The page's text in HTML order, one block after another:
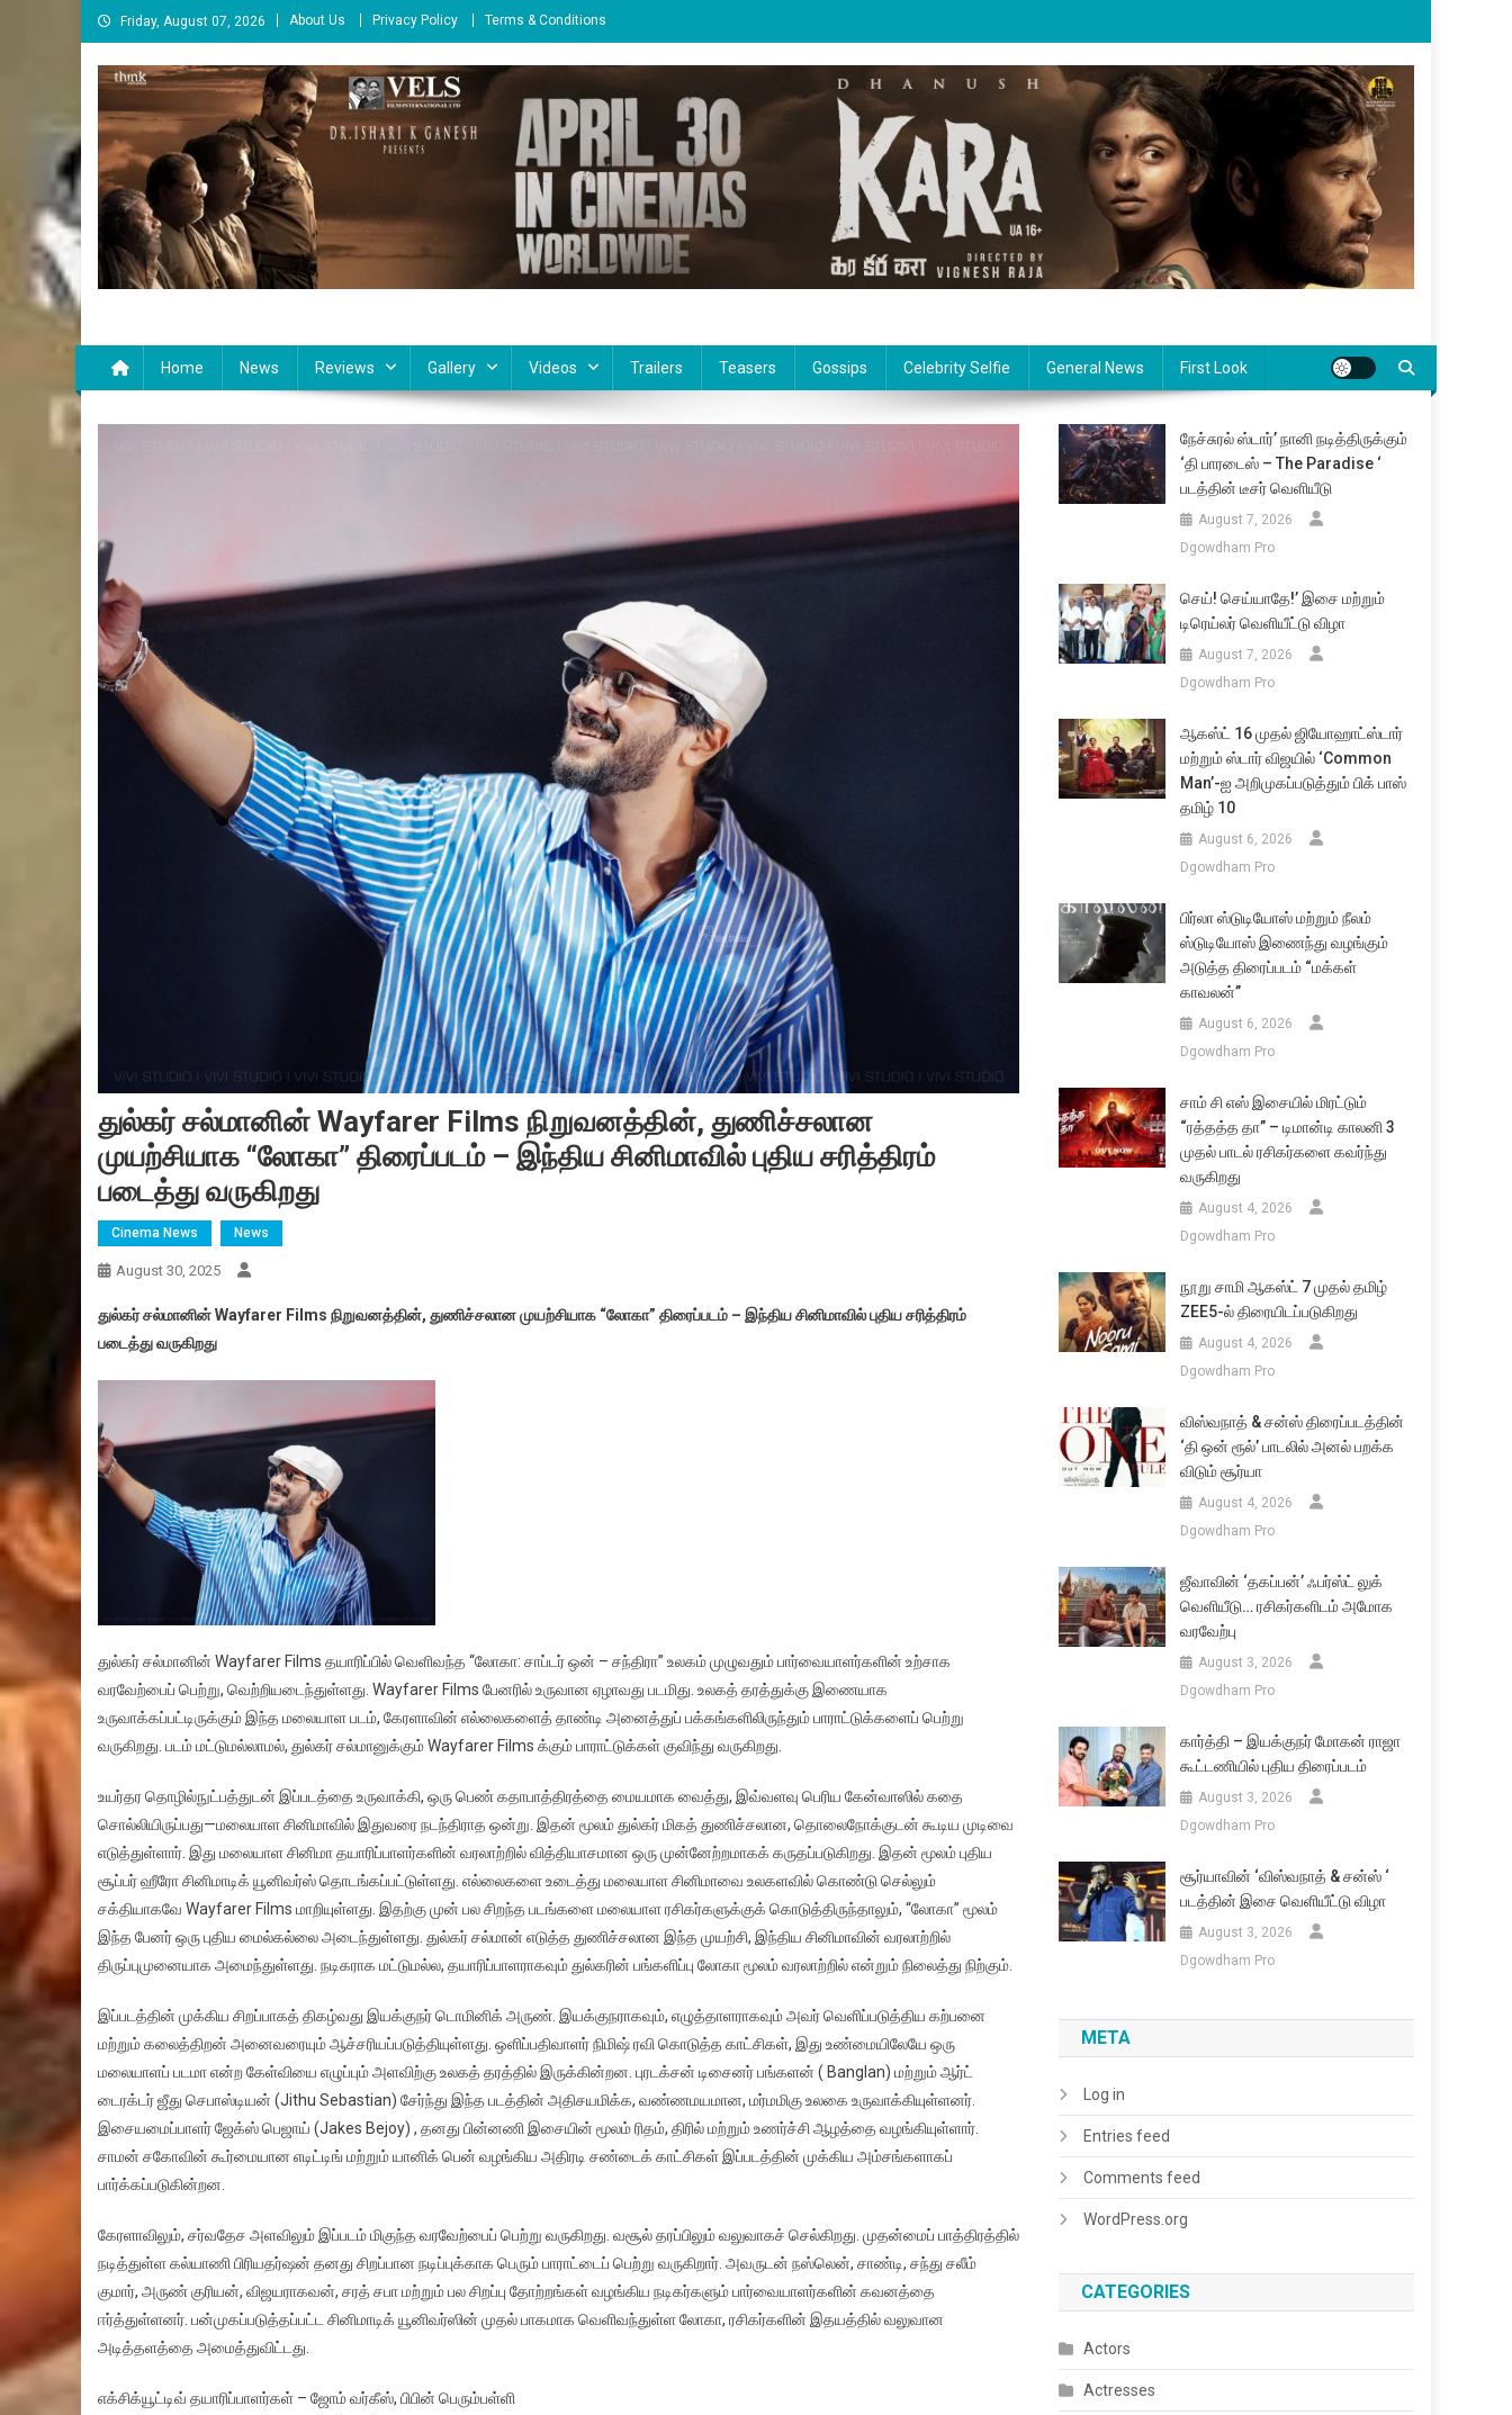
Skip
to
content
Friday, August 07, 2026 About Us Privacy Policy Terms & Conditions
Cinema Paarvai
Home News Reviews Gallery Videos Trailers Teasers Gossips Celebrity Selfie General News First Look
துல்கர் சல்மானின் Wayfarer Films நிறுவனத்தின், துணிச்சலான
முயற்சியாக “லோகா” திரைப்படம் – இந்திய சினிமாவில் புதிய சரித்திரம்
படைத்து வருகிறது
Cinema News News
August 30, 2025
துல்கர் சல்மானின் Wayfarer Films நிறுவனத்தின், துணிச்சலான முயற்சியாக “லோகா” திரைப்படம் – இந்திய சினிமாவில் புதிய சரித்திரம்
படைத்து வருகிறது
துல்கர் சல்மானின் Wayfarer Films தயாரிப்பில் வெளிவந்த “லோகா: சாப்டர் ஒன் – சந்திரா” உலகம் முழுவதும் பார்வையாளர்களின் உற்சாக
வரவேற்பைப் பெற்று, வெற்றியடைந்துள்ளது. Wayfarer Films பேனரில் உருவான ஏழாவது படமிது. உலகத் தரத்துக்கு இணையாக
உருவாக்கப்பட்டிருக்கும் இந்த மலையாள படம், கேரளாவின் எல்லைகளைத் தாண்டி அனைத்துப் பக்கங்களிலிருந்தும் பாராட்டுக்களைப் பெற்று
வருகிறது. படம் மட்டுமல்லாமல், துல்கர் சல்மானுக்கும் Wayfarer Films க்கும் பாராட்டுக்கள் குவிந்து வருகிறது.
உயர்தர தொழில்நுட்பத்துடன் இப்படத்தை உருவாக்கி, ஒரு பெண் கதாபாத்திரத்தை மையமாக வைத்து, இவ்வளவு பெரிய கேன்வாஸில் கதை
சொல்லியிருப்பது—மலையாள சினிமாவில் இதுவரை நடந்திராத ஒன்று. இதன் மூலம் துல்கர் மிகத் துணிச்சலான, தொலைநோக்குடன் கூடிய முடிவை
எடுத்துள்ளார். இது மலையாள சினிமா தயாரிப்பாளர்களின் வரலாற்றில் வித்தியாசமான ஒரு முன்னேற்றமாகக் கருதப்படுகிறது. இதன் மூலம் புதிய
சூப்பர் ஹீரோ சினிமாடிக் யூனிவர்ஸ் தொடங்கப்பட்டுள்ளது. எல்லைகளை உடைத்து மலையாள சினிமாவை உலகளவில் கொண்டு செல்லும்
சக்தியாகவே Wayfarer Films மாறியுள்ளது. இதற்கு முன் பல சிறந்த படங்களை மலையாள ரசிகர்களுக்குக் கொடுத்திருந்தாலும், “லோகா” மூலம்
இந்த பேனர் ஒரு புதிய மைல்கல்லை அடைந்துள்ளது. துல்கர் சல்மான் எடுத்த துணிச்சலான இந்த முயற்சி, இந்திய சினிமாவின் வரலாற்றில்
திருப்புமுனையாக அமைந்துள்ளது. நடிகராக மட்டுமல்ல, தயாரிப்பாளராகவும் துல்கரின் பங்களிப்பு லோகா மூலம் வரலாற்றில் என்றும் நிலைத்து நிற்கும்.
இப்படத்தின் முக்கிய சிறப்பாகத் திகழ்வது இயக்குநர் டொமினிக் அருண். இயக்குநராகவும், எழுத்தாளராகவும் அவர் வெளிப்படுத்திய கற்பனை
மற்றும் கலைத்திறன் அனைவரையும் ஆச்சரியப்படுத்தியுள்ளது. ஒளிப்பதிவாளர் நிமிஷ் ரவி கொடுத்த காட்சிகள், இது உண்மையிலேயே ஒரு
மலையாளப் படமா என்ற கேள்வியை எழுப்பும் அளவிற்கு உலகத் தரத்தில் இருக்கின்றன. புரடக்சன் டிசைனர் பங்களன் ( Banglan) மற்றும் ஆர்ட்
டைரக்டர் ஜீது செபாஸ்டியன் (Jithu Sebastian) சேர்ந்து இந்த படத்தின் அதிசயமிக்க, வண்ணமயமான, மர்மமிகு உலகை உருவாக்கியுள்ளனர்.
இசையமைப்பாளர் ஜேக்ஸ் பெஜாய் (Jakes Bejoy) , தனது பின்னணி இசையின் மூலம் ரிதம், திரில் மற்றும் உணர்ச்சி ஆழத்தை வழங்கியுள்ளார்.
சாமன் சகோவின் கூர்மையான எடிட்டிங் மற்றும் யானிக் பென் வழங்கிய அதிரடி சண்டைக் காட்சிகள் இப்படத்தின் முக்கிய அம்சங்களாகப்
பார்க்கப்படுகின்றன.
கேரளாவிலும், சர்வதேச அளவிலும் இப்படம் மிகுந்த வரவேற்பைப் பெற்று வருகிறது. வசூல் தரப்பிலும் வலுவாகச் செல்கிறது. முதன்மைப் பாத்திரத்தில்
நடித்துள்ள கல்யாணி பிரியதர்ஷன் தனது சிறப்பான நடிப்புக்காக பெரும் பாராட்டைப் பெற்று வருகிறார். அவருடன் நஸ்லென், சாண்டி, சந்து சலீம்
குமார், அருண் குரியன், விஜயராகவன், சரத் சபா மற்றும் பல சிறப்பு தோற்றங்கள் வழங்கிய நடிகர்களும் பார்வையாளர்களின் கவனத்தை
ஈர்த்துள்ளனர். பன்முகப்படுத்தப்பட்ட சினிமாடிக் யூனிவர்ஸின் முதல் பாகமாக வெளிவந்துள்ள லோகா, ரசிகர்களின் இதயத்தில் வலுவான
அடித்தளத்தை அமைத்துவிட்டது.
எக்சிக்யூட்டிவ் தயாரிப்பாளர்கள் – ஜோம் வர்கீஸ், பிபின் பெரும்பள்ளி
நேச்சுரல் ஸ்டார்’ நானி நடித்திருக்கும்
‘தி பாரடைஸ் – The Paradise ‘
படத்தின் டீசர் வெளியீடு
August 7, 2026
Dgowdham Pro
செய்! செய்யாதே!’ இசை மற்றும்
டிரெய்லர் வெளியீட்டு விழா
August 7, 2026
Dgowdham Pro
ஆகஸ்ட் 16 முதல் ஜியோஹாட்ஸ்டார்
மற்றும் ஸ்டார் விஜயில் ‘Common
Man’-ஐ அறிமுகப்படுத்தும் பிக் பாஸ்
தமிழ் 10
August 6, 2026
Dgowdham Pro
பிர்லா ஸ்டுடியோஸ் மற்றும் நீலம்
ஸ்டுடியோஸ் இணைந்து வழங்கும்
அடுத்த திரைப்படம் “மக்கள்
காவலன்”
August 6, 2026
Dgowdham Pro
சாம் சி எஸ் இசையில் மிரட்டும்
“ரத்தத்த தா” – டிமான்டி காலனி 3
முதல் பாடல் ரசிகர்களை கவர்ந்து
வருகிறது
August 4, 2026
Dgowdham Pro
நூறு சாமி ஆகஸ்ட் 7 முதல் தமிழ்
ZEE5-ல் திரையிடப்படுகிறது
August 4, 2026
Dgowdham Pro
விஸ்வநாத் & சன்ஸ் திரைப்படத்தின்
‘தி ஒன் ரூல்’ பாடலில் அனல் பறக்க
விடும் சூர்யா
August 4, 2026
Dgowdham Pro
ஜீவாவின் ‘தகப்பன்’ ஃபர்ஸ்ட் லுக்
வெளியீடு… ரசிகர்களிடம் அமோக
வரவேற்பு
August 3, 2026
Dgowdham Pro
கார்த்தி – இயக்குநர் மோகன் ராஜா
கூட்டணியில் புதிய திரைப்படம்
August 3, 2026
Dgowdham Pro
சூர்யாவின் ‘விஸ்வநாத் & சன்ஸ் ‘
படத்தின் இசை வெளியீட்டு விழா
August 3, 2026
Dgowdham Pro
META
Log in
Entries feed
Comments feed
WordPress.org
CATEGORIES
Actors
Actresses